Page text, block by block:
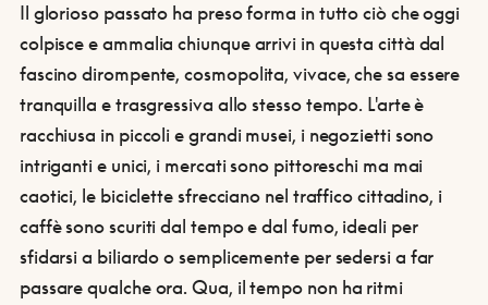
Il glorioso passato ha preso forma in tutto ciò che oggi
colpisce e ammalia chiunque arrivi in questa città dal
fascino dirompente, cosmopolita, vivace, che sa essere
tranquilla e trasgressiva allo stesso tempo. L'arte è
racchiusa in piccoli e grandi musei, i negozietti sono
intriganti e unici, i mercati sono pittoreschi ma mai
caotici, le biciclette sfrecciano nel traffico cittadino, i
caffè sono scuriti dal tempo e dal fumo, ideali per
sfidarsi a biliardo o semplicemente per sedersi a far
passare qualche ora. Qua, il tempo non ha ritmi